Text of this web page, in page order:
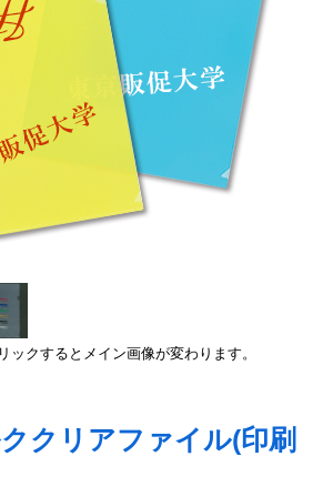
クするとメイン画像が変わります。
クリアファイル(印刷